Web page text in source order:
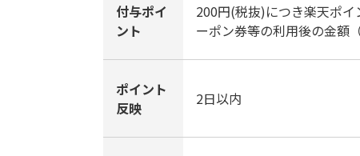
付与ポイ
ント
200円(税抜)につき楽天ポ
ーポン券等の利用後の金額（
ポイント
反映
2日以内